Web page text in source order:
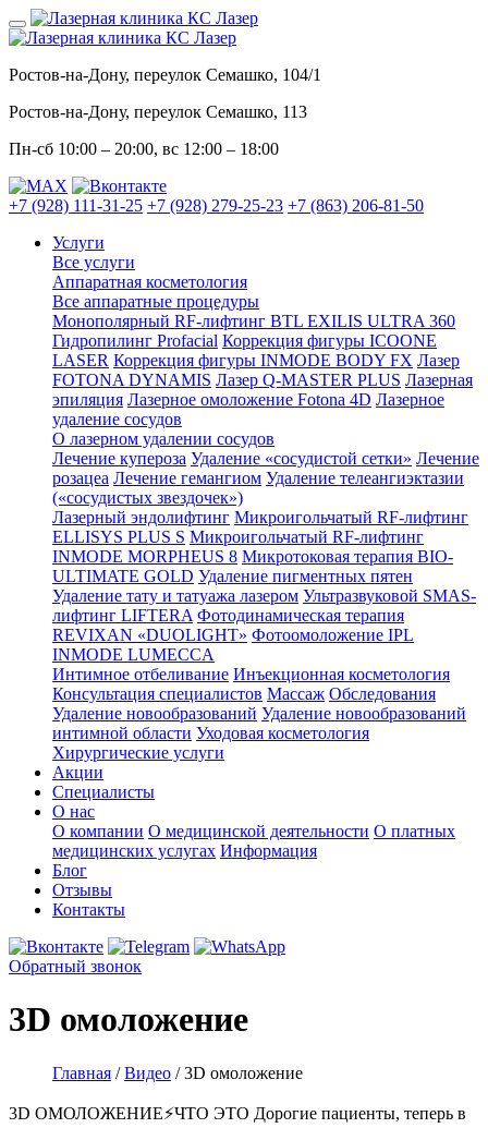
Ростов-на-Дону, переулок Семашко, 104/1
Ростов-на-Дону, переулок Семашко, 113
Пн-сб 10:00 – 20:00, вс 12:00 – 18:00
+7 (928) 111-31-25 +7 (928) 279-25-23 +7 (863) 206-81-50
Услуги
Все услуги
Аппаратная косметология
Все аппаратные процедуры
Монополярный RF-лифтинг BTL EXILIS ULTRA 360
Гидропилинг Profacial Коррекция фигуры ICOONE
LASER Коррекция фигуры INMODE BODY FX Лазер
FOTONA DYNAMIS Лазер Q-MASTER PLUS Лазерная
эпиляция Лазерное омоложение Fotona 4D Лазерное
удаление сосудов
О лазерном удалении сосудов
Лечение купероза Удаление «сосудистой сетки» Лечение
розацеа Лечение гемангиом Удаление телеангиэктазии
(«сосудистых звездочек»)
Лазерный эндолифтинг Микроигольчатый RF-лифтинг
ELLISYS PLUS S Микроигольчатый RF-лифтинг
INMODE MORPHEUS 8 Микротоковая терапия BIO-
ULTIMATE GOLD Удаление пигментных пятен
Удаление тату и татуажа лазером Ультразвуковой SMAS-
лифтинг LIFTERA Фотодинамическая терапия
REVIXAN «DUOLIGHT» Фотоомоложение IPL
INMODE LUMECCA
Интимное отбеливание Инъекционная косметология
Консультация специалистов Массаж Обследования
Удаление новообразований Удаление новообразований
интимной области Уходовая косметология
Хирургические услуги
Акции
Специалисты
О нас
О компании О медицинской деятельности О платных
медицинских услугах Информация
Блог
Отзывы
Контакты
Обратный звонок
3D омоложение
Главная /Видео /3D омоложение
3D ОМОЛОЖЕНИЕ⚡️ЧТО ЭТО Дорогие пациенты, теперь в